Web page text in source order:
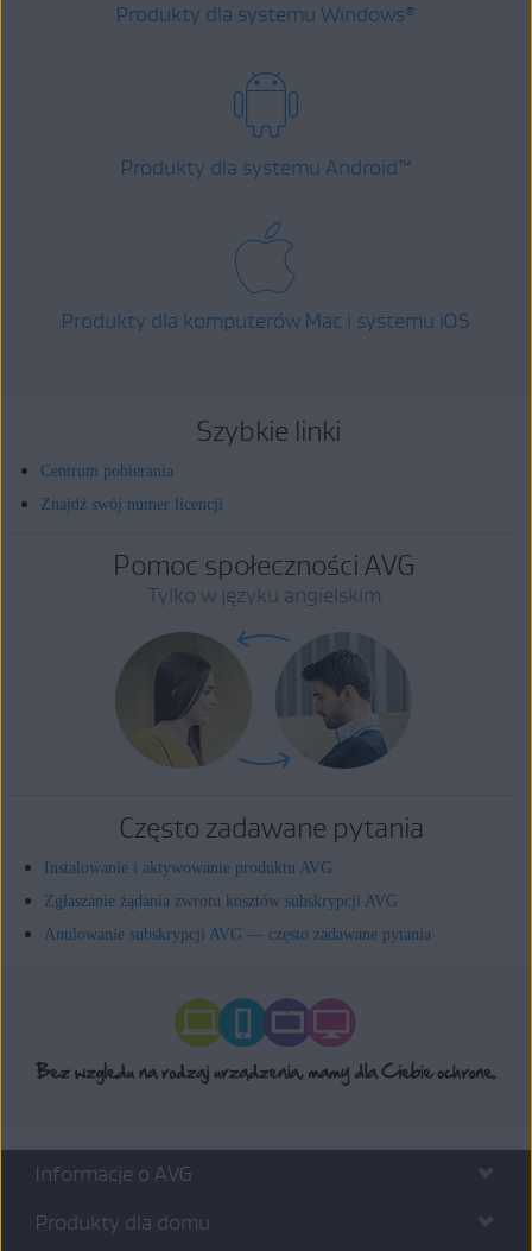
Produkty dla systemu Windows®
Produkty dla systemu Android™
Produkty dla komputerów Mac i systemu iOS
Szybkie linki
Centrum pobierania
Znajdź swój numer licencji
Pomoc społeczności AVG
Tylko w języku angielskim
Często zadawane pytania
Instalowanie i aktywowanie produktu AVG
Zgłaszanie żądania zwrotu kosztów subskrypcji AVG
Anulowanie subskrypcji AVG — często zadawane pytania
Informacje o AVG
Produkty dla domu